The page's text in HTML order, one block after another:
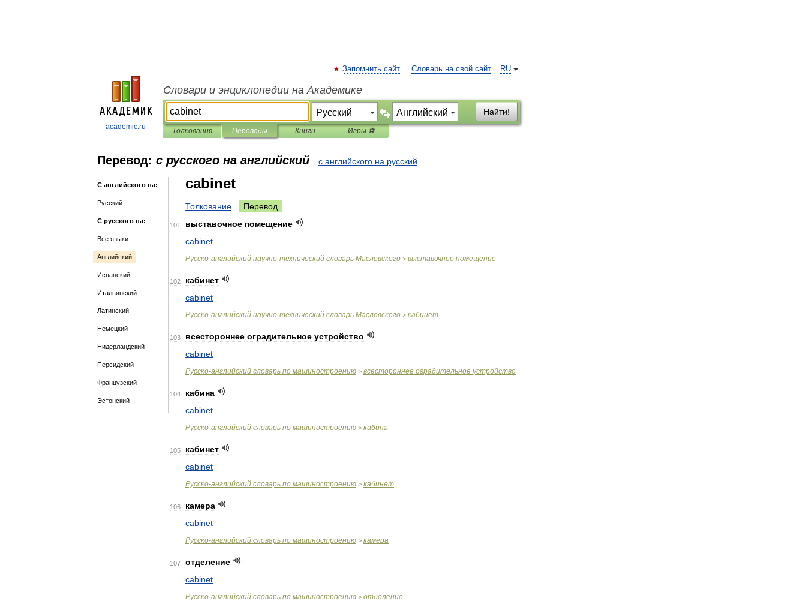
academic.ru
RU
Запомнить сайт Словарь на свой сайт
Словари и энциклопедии на Академике
Найти!
Толкования Переводы Книги Игры ⚽
Перевод: с русского на английский с английского на русский
С английского на:
Русский
С русского на:
Все языки
Английский
Испанский
Итальянский
Латинский
Немецкий
Нидерландский
Персидский
Французский
Эстонский
cabinet
Толкование Перевод
101 выставочное помещение
cabinet
Русско-английский научно-технический словарь Масловского > выставочное помещение
102
кабинет
cabinet
Русско-английский научно-технический словарь Масловского > кабинет
103 всестороннее оградительное устройство
cabinet
Русско-английский словарь по машиностроению > всестороннее оградительное устройство
104
кабина
cabinet
Русско-английский словарь по машиностроению > кабина
105
кабинет
cabinet
Русско-английский словарь по машиностроению > кабинет
106
камера
cabinet
Русско-английский словарь по машиностроению > камера
107
отделение
cabinet
Русско-английский словарь по машиностроению > отделение